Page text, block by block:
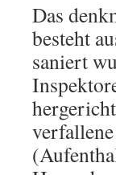
Das
besteht
saniert